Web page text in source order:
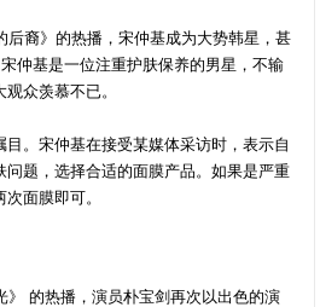
后裔》的热播，宋仲基成为大势韩星，甚
仲基是一位注重护肤保养的男星，不输
众羡慕不已。
。宋仲基在接受某媒体采访时，表示自
问题，选择合适的面膜产品。如果是严重
面膜即可。
》 的热播，演员朴宝剑再次以出色的演